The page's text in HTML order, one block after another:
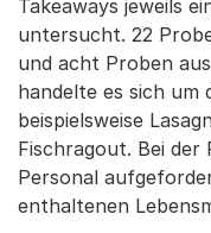
Takeaways jeweils
untersucht. 22
und acht Proben
handelte es sich um
beispielsweise
Fischragout. Bei der
Personal
enthaltenen